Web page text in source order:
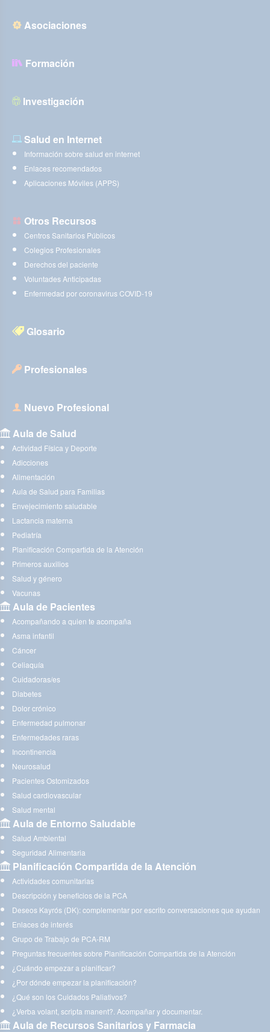
Asociaciones
Formación
Investigación
Salud en Internet
Información sobre salud en internet
Enlaces recomendados
Aplicaciones Móviles (APPS)
Otros Recursos
Centros Sanitarios Públicos
Colegios Profesionales
Derechos del paciente
Voluntades Anticipadas
Enfermedad por coronavirus COVID-19
Glosario
Profesionales
Nuevo Profesional
Aula de Salud
Actividad Física y Deporte
Adicciones
Alimentación
Aula de Salud para Familias
Envejecimiento saludable
Lactancia materna
Pediatría
Planificación Compartida de la Atención
Primeros auxilios
Salud y género
Vacunas
Aula de Pacientes
Acompañando a quien te acompaña
Asma infantil
Cáncer
Celiaquía
Cuidadoras/es
Diabetes
Dolor crónico
Enfermedad pulmonar
Enfermedades raras
Incontinencia
Neurosalud
Pacientes Ostomizados
Salud cardiovascular
Salud mental
Aula de Entorno Saludable
Salud Ambiental
Seguridad Alimentaria
Planificación Compartida de la Atención
Actividades comunitarias
Descripción y beneficios de la PCA
Deseos Kayrós (DK): complementar por escrito conversaciones que ayudan
Enlaces de interés
Grupo de Trabajo de PCA-RM
Preguntas frecuentes sobre Planificación Compartida de la Atención
¿Cuándo empezar a planificar?
¿Por dónde empezar la planificación?
¿Qué son los Cuidados Paliativos?
¿Verba volant, scripta manent?. Acompañar y documentar.
Aula de Recursos Sanitarios y Farmacia